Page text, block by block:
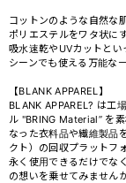
コットンのような自然な
ポリエステルをワタ状に
吸水速乾やUVカットと
シーンでも使える万能な一
【BLANK APPAREL】
BLANK APPAREL? は工
ル "BRING Material” を
なった衣料品や繊維製品
クト）の回収プラットフ
永く使用できるだけでな
の想いを乗せてみませんか